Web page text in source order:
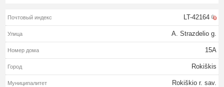
LT-42164
A. Strazdelio g.
15A
Rokiškis
Rokiškio r. sav.